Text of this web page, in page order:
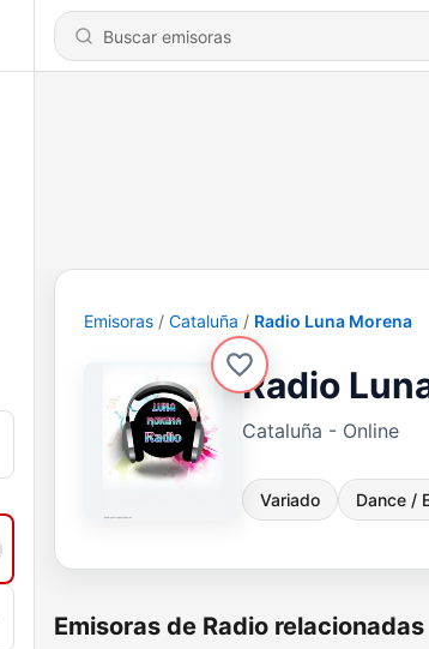
Emisoras Cataluña Radio Luna Morena
Radio
Cataluña - Online
Variado Dance /
Emisoras de Radio relacionadas